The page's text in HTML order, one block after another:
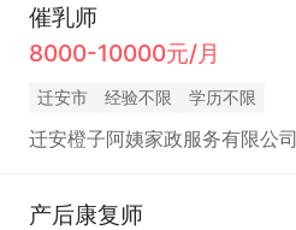
催乳师
8000-10000元/月
迁安市 经验不限 学历不限
迁安橙子阿姨家政服务有限公司
产后康复师